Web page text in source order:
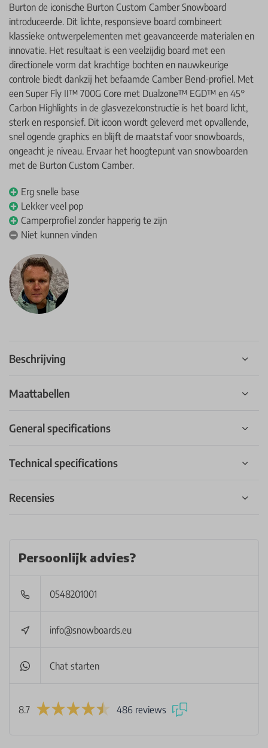
Burton de iconische Burton Custom Camber Snowboard
introduceerde. Dit lichte, responsieve board combineert
klassieke ontwerpelementen met geavanceerde materialen en
innovatie. Het resultaat is een veelzijdig board met een
directionele vorm dat krachtige bochten en nauwkeurige
controle biedt dankzij het befaamde Camber Bend-profiel. Met
een Super Fly II™ 700G Core met Dualzone™ EGD™ en 45°
Carbon Highlights in de glasvezelconstructie is het board licht,
sterk en responsief. Dit icoon wordt geleverd met opvallende,
snel ogende graphics en blijft de maatstaf voor snowboards,
ongeacht je niveau. Ervaar het hoogtepunt van snowboarden
met de Burton Custom Camber.
Erg snelle base
Lekker veel pop
Camperprofiel zonder happerig te zijn
Niet kunnen vinden
Beschrijving
Maattabellen
General specifications
Technical specifications
Recensies
Persoonlijk advies?
0548201001
info@snowboards.eu
Chat starten
8.7 486 reviews